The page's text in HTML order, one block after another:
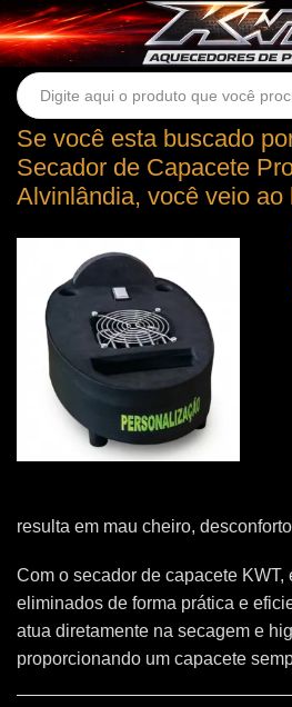
Se você esta buscado
Secador de Capacete
Alvinlândia, você veio ao
resulta em mau cheiro,
Com o secador de capacete
eliminados de forma prática e
atua diretamente na secagem e
proporcionando um capacete